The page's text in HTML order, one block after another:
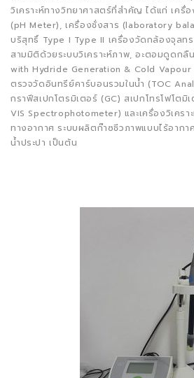
วิเคราะห์ทางวิทยาศาสตร์ที่สำคัญ ได้แก่ เครื่
(pH Meter), เครื่องชั่งสาร (laboratory
บริสุทธิ์ Type I Type II เครื่องวัดกล้องจุลท
สามมิติด้วยระบบวิเคราะห์ภาพ, อะตอมดูดกลื
with Hydride Generation & Cold
ตรวจวัดอินทรีย์คาร์บอนรวมในน้ำ (TOC
กราฟีสเปกโตรมิเตอร์ (GC) สเปกโทรโฟโตมิ
VIS Spectrophotometer) และเครื่องวิเคร
ทางอากาศ ระบบผลิตก๊าซชีวภาพแบบไร้อาก
น้ำประปา เป็นต้น